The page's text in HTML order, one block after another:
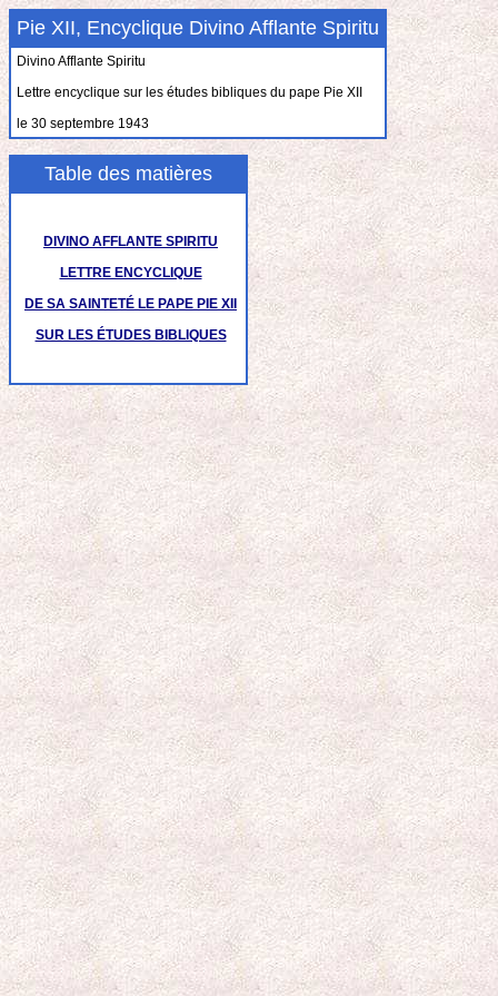
Pie XII, Encyclique Divino Afflante Spiritu
Divino Afflante Spiritu
Lettre encyclique sur les études bibliques du pape Pie XII
le 30 septembre 1943
Table des matières
DIVINO AFFLANTE SPIRITU
LETTRE ENCYCLIQUE
DE SA SAINTETÉ LE PAPE PIE XII
SUR LES ÉTUDES BIBLIQUES